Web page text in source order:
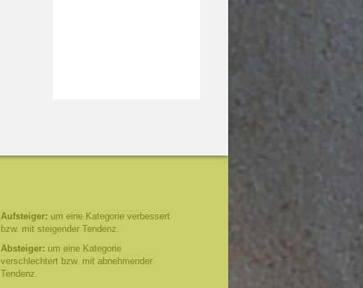
Aufsteiger: um eine Kategorie verbessert
bzw. mit steigender Tendenz.
Absteiger: um eine Kategorie
verschlechtert bzw. mit abnehmender
Tendenz.